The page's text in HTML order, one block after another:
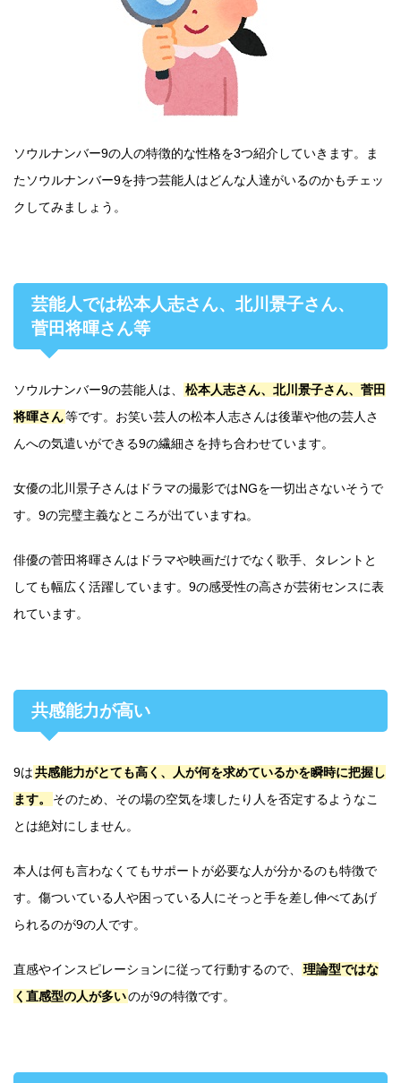
ソウルナンバー9の人の特徴的な性格を3つ紹介していきます。ま
たソウルナンバー9を持つ芸能人はどんな人達がいるのかもチェッ
クしてみましょう。
芸能人では松本人志さん、北川景子さん、
菅田将暉さん等
ソウルナンバー9の芸能人は、
松本人志さん、北川景子さん、菅田
将暉さん等です。お笑い芸人の松本人志さんは後輩や他の芸人さ
んへの気遣いができる9の繊細さを持ち合わせています。
女優の北川景子さんはドラマの撮影ではNGを一切出さないそうで
す。9の完璧主義なところが出ていますね。
俳優の菅田将暉さんはドラマや映画だけでなく歌手、タレントと
しても幅広く活躍しています。9の感受性の高さが芸術センスに表
れています。
共感能力が高い
9は共感能力がとても高く、人が何を求めているかを瞬時に把握し
ます。
そのため、その場の空気を壊したり人を否定するようなこ
とは絶対にしません。
本人は何も言わなくてもサポートが必要な人が分かるのも特徴で
す。傷ついている人や困っている人にそっと手を差し伸べてあげ
られるのが9の人です。
直感やインスピレーションに従って行動するので、
理論型ではな
く直感型の人が多いのが9の特徴です。